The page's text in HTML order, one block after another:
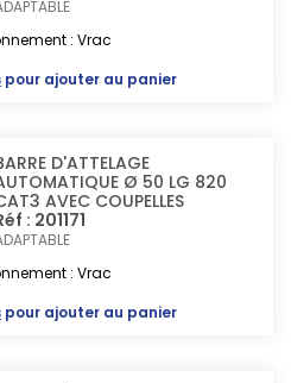
: Vrac
pour ajouter au panier
D'ATTELAGE
Ø 50 LG 820
AVEC COUPELLES
: 201171
: Vrac
pour ajouter au panier